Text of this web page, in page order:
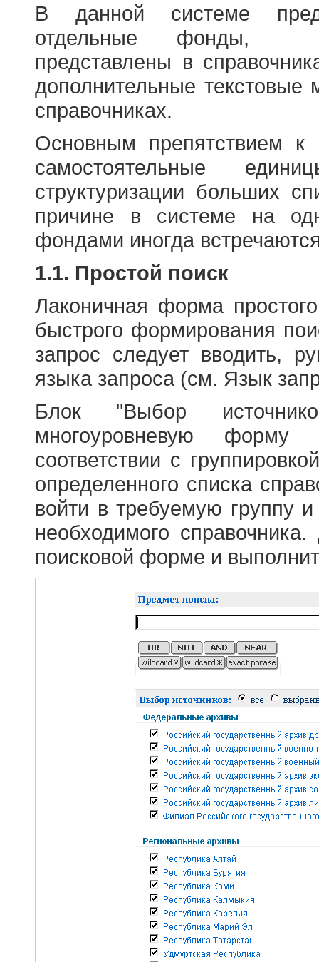
В данной системе
отдельные фонды,
представлены в
дополнительные
справочниках.
Основным препятствием
самостоятельные
структуризации больших
причине в системе на
фондами иногда
1.1. Простой поиск
Лаконичная форма
быстрого формирования
запрос следует вводить,
языка запроса (см. Язык
Блок "Выбор
многоуровневую форму
соответствии с
определенного списка
войти в требуемую группу и
необходимого
поисковой форме и